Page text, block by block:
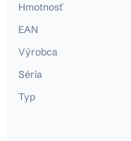
Hmotnosť
EAN
Výrobca
Séria
Typ